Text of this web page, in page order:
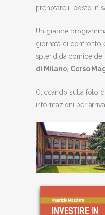
prenotare il posto in
Un grande
giornata di confronto
splendida cornice
di Milano, Corso
Cliccando sulla foto
informazioni per